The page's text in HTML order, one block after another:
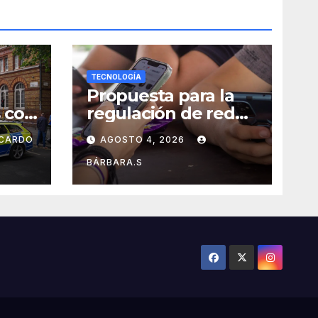
con
sin
TECNOLOGÍA
Propuesta para la
regulación de redes
sociales estará lista
a finales de agosto:
Sheinbaum
AGOSTO 4, 2026
BÁRBARA.S